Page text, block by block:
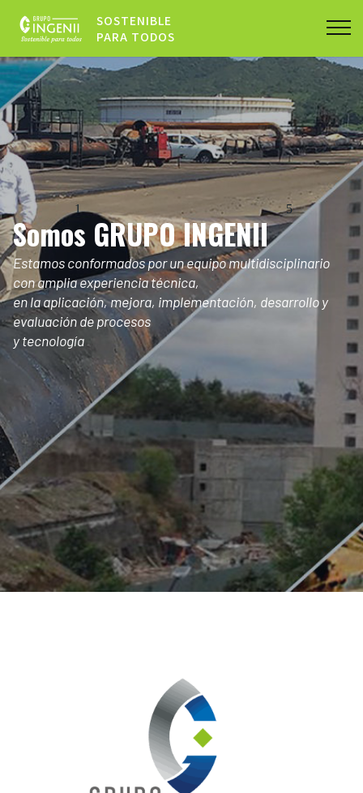
SOSTENIBLE
PARA TODOS
1
Somos GRUPO INGENII
Estamos conformados por un equipo multidisciplinario
con amplia experiencia técnica,
en la aplicación, mejora, implementación, desarrollo y
evaluación de procesos
y tecnología